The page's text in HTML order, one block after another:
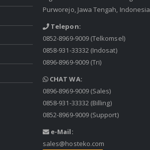
Purworejo, Jawa Tengah, Indonesia
Telepon:
0852-8969-9009(Telkomsel)
0858-931-33332(Indosat)
0896-8969-9009(Tri)
CHAT WA:
0896-8969-9009(Sales)
0858-931-33332(Billing)
0852-8969-9009(Support)
e-Mail:
sales@hosteko.com